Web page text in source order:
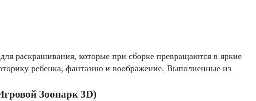
раскрашивания, которые при сборке превращаются в яркие
ребенка, фантазию и воображение. Выполненные из
Зоопарк 3D)